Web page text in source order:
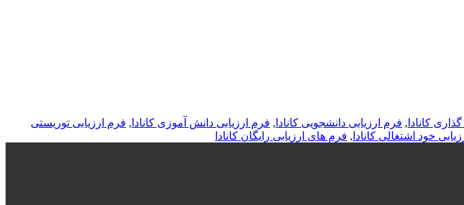
کانادا , فرم ارزیابی دانشجویی کانادا , فرم ارزیابی دانش آموزی کانادا , فرم ارزیابی توریستی
خود اشتغالی کانادا , فرم های ارزیابی رایگان کانادا